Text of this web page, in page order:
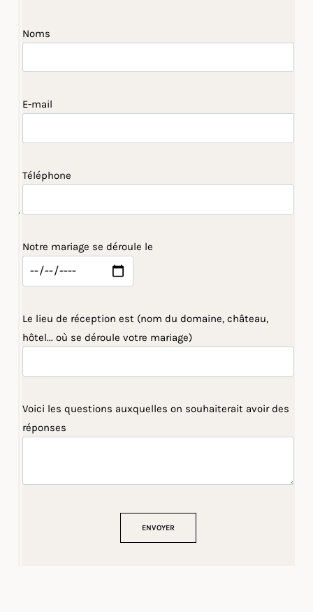
Noms
E-mail
Téléphone
Notre mariage se déroule le
Le lieu de réception est (nom du domaine, château,
hôtel... où se déroule votre mariage)
Voici les questions auxquelles on souhaiterait avoir des
réponses